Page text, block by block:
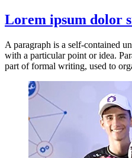
Lorem ipsum dolor
A paragraph is a self-contained
with a particular point or idea.
part of formal writing, used to